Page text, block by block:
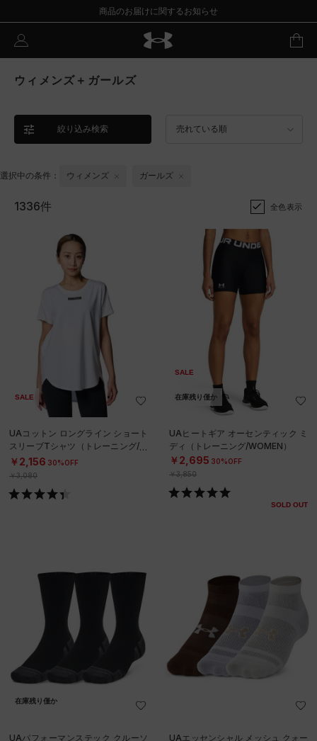
商品のお届けに関するお知らせ
ウィメンズ＋ガールズ
絞り込み検索 売れている順
選択中の条件： ウィメンズ ガールズ
1336件 全色表示
SALE
UAコットン ロングライン ショート
スリーブTシャツ（トレーニング/W
OMEN）
￥2,156 30%OFF
￥3,080
SALE
在庫残り僅か
UAヒートギア オーセンティック ミ
ディ（トレーニング/WOMEN）
￥2,695 30%OFF
￥3,850
SOLD OUT
在庫残り僅か
UAパフォーマンステック クルーソ
UAエッセンシャル メッシュ クォー